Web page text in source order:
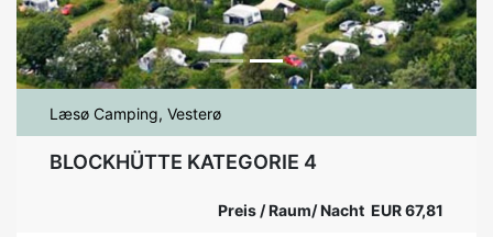
Læsø Camping, Vesterø
BLOCKHÜTTE KATEGORIE 4
Preis / Raum/ Nacht EUR 67,81